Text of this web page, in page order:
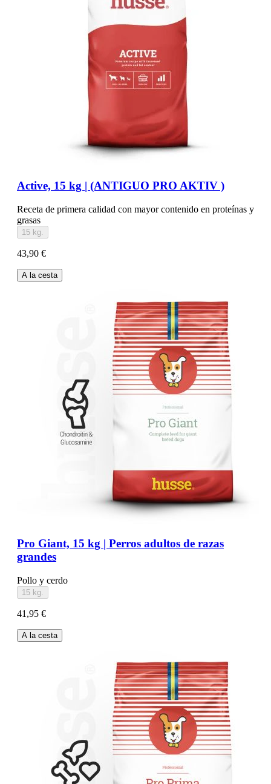
Active, 15 kg | (ANTIGUO PRO AKTIV )
Receta de primera calidad con mayor contenido en proteínas y
grasas
15 kg.
43,90 €
A la cesta
Pro Giant, 15 kg | Perros adultos de razas
grandes
Pollo y cerdo
15 kg.
41,95 €
A la cesta